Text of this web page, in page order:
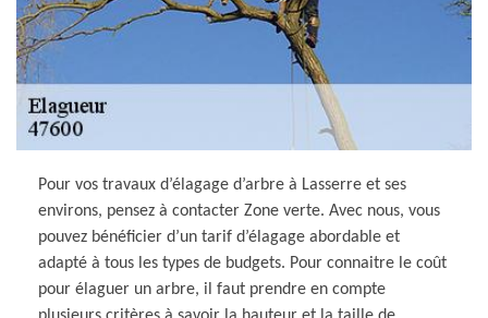
Pour vos travaux d’élagage d’arbre à Lasserre et ses
environs, pensez à contacter Zone verte. Avec nous, vous
pouvez bénéficier d’un tarif d’élagage abordable et
adapté à tous les types de budgets. Pour connaitre le coût
pour élaguer un arbre, il faut prendre en compte